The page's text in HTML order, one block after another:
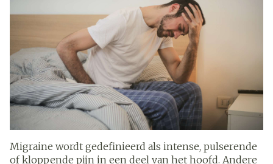
Migraine wordt gedefinieerd als intense, pulserende
of kloppende pijn in een deel van het hoofd. Andere